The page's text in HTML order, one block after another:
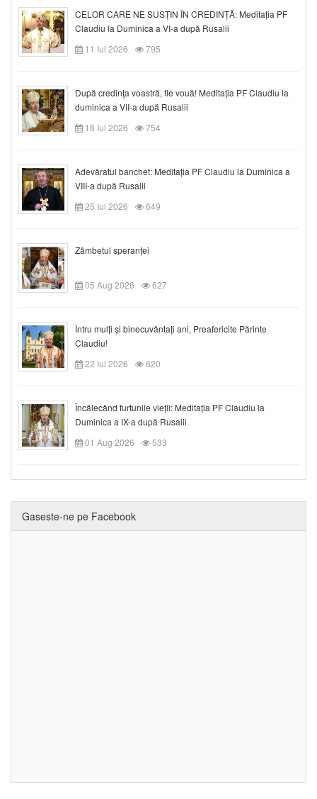
CELOR CARE NE SUSȚIN ÎN CREDINȚĂ: Meditația PF
Claudiu la Duminica a VI-a după Rusalii
11 Iul 2026
795
După credinţa voastră, fie vouă! Meditația PF Claudiu la
duminica a VII-a după Rusalii
18 Iul 2026
754
Adevăratul banchet: Meditația PF Claudiu la Duminica a
VIII-a după Rusalii
25 Iul 2026
649
Zâmbetul speranței
05 Aug 2026 627
Întru mulți și binecuvântați ani, Preafericite Părinte
Claudiu!
22 Iul 2026
620
Încălecând furtunile vieții: Meditația PF Claudiu la
Duminica a IX-a după Rusalii
01 Aug 2026
533
Gaseste-ne pe Facebook